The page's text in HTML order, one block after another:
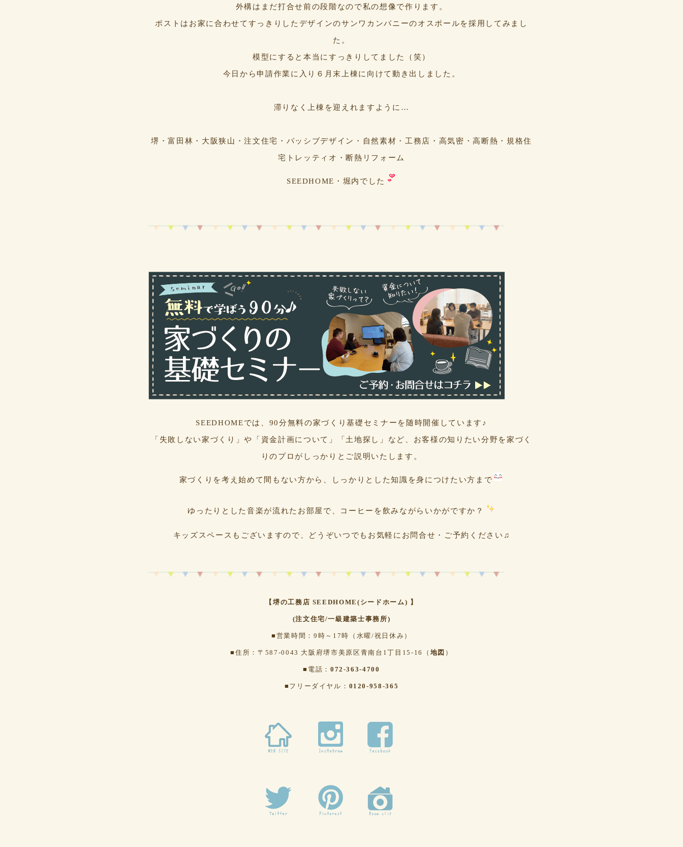
外構はまだ打合せ前の段階なので私の想像で作ります。
ポストはお家に合わせてすっきりしたデザインのサンワカンパニーのオスポールを採用してみまし
た。
模型にすると本当にすっきりしてました（笑）
今日から申請作業に入り６月末上棟に向けて動き出しました。
滞りなく上棟を迎えれますように…
堺・富田林・大阪狭山・注文住宅・パッシブデザイン・自然素材・工務店・高気密・高断熱・規格住
宅トレッティオ・断熱リフォーム
SEEDHOME・堀内でした
SEEDHOMEでは、90分無料の家づくり基礎セミナーを随時開催しています♪
「失敗しない家づくり」や「資金計画について」「土地探し」など、お客様の知りたい分野を家づく
りのプロがしっかりとご説明いたします。
家づくりを考え始めて間もない方から、しっかりとした知識を身につけたい方まで
ゆったりとした音楽が流れたお部屋で、コーヒーを飲みながらいかがですか？
キッズスペースもございますので、どうぞいつでもお気軽にお問合せ・ご予約ください♫
【堺の工務店 SEEDHOME(シードホーム) 】
(注文住宅/一級建築士事務所)
■営業時間：9時～17時（水曜/祝日休み）
■住所：〒587-0043 大阪府堺市美原区青南台1丁目15-16（ 地図 ）
■電話： 072-363-4700
■フリーダイヤル： 0120-958-365